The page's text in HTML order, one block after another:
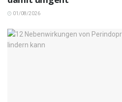
01/08/2026